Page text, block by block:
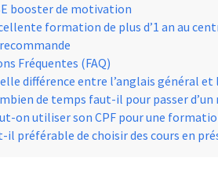
booster de motivation
formation de plus d’1 an au
Fréquentes (FAQ)
différence entre l’anglais général et
de temps faut-il pour passer d’un
on utiliser son CPF pour une
il préférable de choisir des cours en